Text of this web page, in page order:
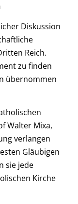
Diskussion
Reich.
zu finden
übernommen
Walter Mixa,
verlangen
Gläubigen
sie jede
Kirche